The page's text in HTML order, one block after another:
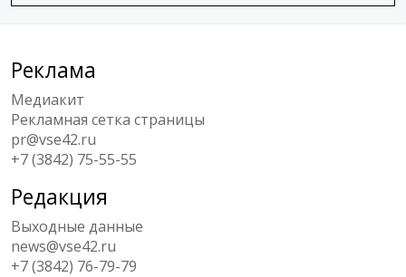
Реклама
Медиакит
Рекламная сетка страницы
pr@vse42.ru
+7 (3842) 75-55-55
Редакция
Выходные данные
news@vse42.ru
+7 (3842) 76-79-79